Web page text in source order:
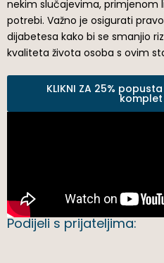
nekim slučajevima, primjenom
potrebi. Važno je osigurati
dijabetesa kako bi se smanjio
kvaliteta života osoba s ovim
KLIKNI ZA 25%
Podijeli s prijateljima: